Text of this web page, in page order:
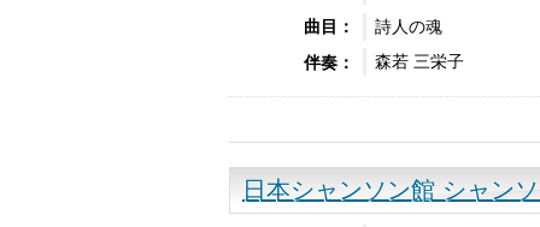
曲目：
詩人の魂
伴奏：
森若 三栄子
日本シャンソン館 シャン